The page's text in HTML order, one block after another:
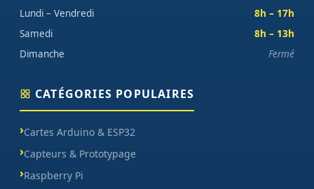
Lundi – Vendredi
8h – 17h
Samedi
8h – 13h
Dimanche
Fermé
CATÉGORIES POPULAIRES
Cartes Arduino & ESP32
Capteurs & Prototypage
Raspberry Pi